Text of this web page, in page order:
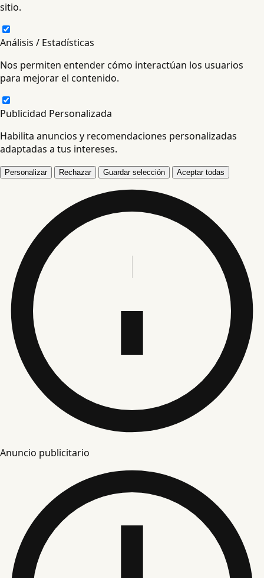
sitio.
Análisis / Estadísticas
Nos permiten entender cómo interactúan los usuarios
para mejorar el contenido.
Publicidad Personalizada
Habilita anuncios y recomendaciones personalizadas
adaptadas a tus intereses.
Personalizar Rechazar Guardar selección Aceptar todas
Anuncio publicitario